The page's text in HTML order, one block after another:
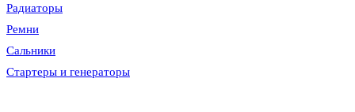
Радиаторы
Ремни
Сальники
Стартеры и генераторы